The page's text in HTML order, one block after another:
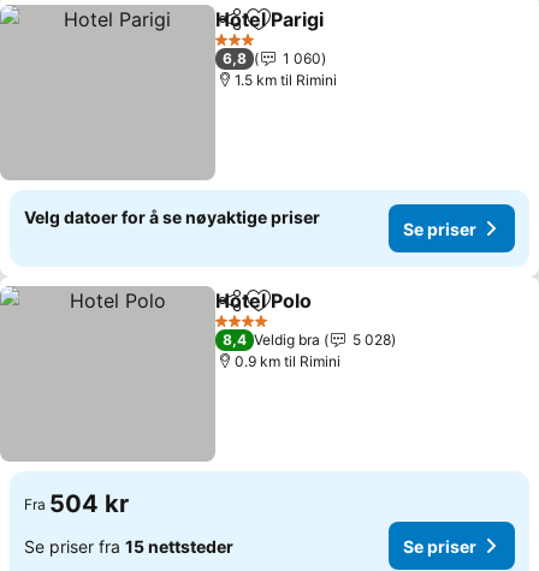
Del Legg til i favoritter
Hotel Parigi
3 Stjerner
6,8
1 060
1.5 km til Rimini
Velg datoer for å se nøyaktige priser
Se priser
Del Legg til i favoritter
Hotel Polo
4 Stjerner
8,4 Veldig bra
5 028
0.9 km til Rimini
Fra 504 kr
Se priser fra 15 nettsteder Se priser